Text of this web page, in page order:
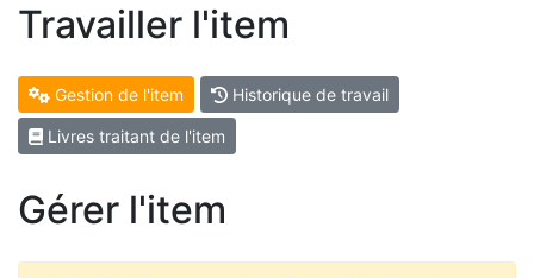
Travailler l'item
Gestion de l'item Historique de travail
Livres traitant de l'item
Gérer l'item